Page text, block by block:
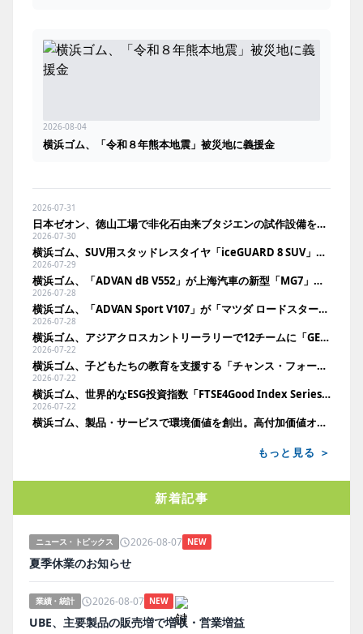
2026-08-04
横浜ゴム、「令和８年熊本地震」被災地に義援金
2026-07-31
日本ゼオン、徳山工場で非化石由来ブタジエンの試作設備を竣工
2026-07-30
横浜ゴム、SUV用スタッドレスタイヤ「iceGUARD 8 SUV」を新発売
2026-07-29
横浜ゴム、「ADVAN dB V552」が上海汽車の新型「MG7」に新車装着
2026-07-28
横浜ゴム、「ADVAN Sport V107」が「マツダ ロードスター」に新車装着
2026-07-28
横浜ゴム、アジアクロスカントリーラリーで12チームに「GEOLANDAR」を供給
2026-07-22
横浜ゴム、子どもたちの教育を支援する「チャンス・フォー・チルドレン」を継続支援
2026-07-22
横浜ゴム、世界的なESG投資指数「FTSE4Good Index Series」に22年連続で選定
2026-07-22
横浜ゴム、製品・サービスで環境価値を創出。高付加価値オフハイウェイタイヤを拡充
もっと見る ＞
新着記事
ニュース・トピックス 2026-08-07 NEW
夏季休業のお知らせ
業績・統計 2026-08-07 NEW
UBE、主要製品の販売増で増収・営業増益